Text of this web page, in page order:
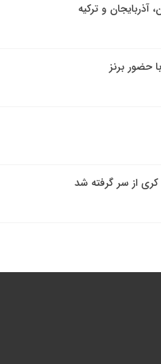
و ترکیه
حضور برنز
از سر گرفته شد